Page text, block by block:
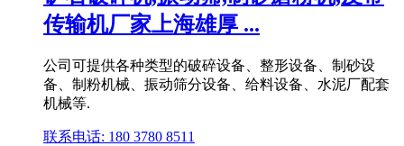
传输机厂家上海雄厚 ...
公司可提供各种类型的破碎设备、整形设备、制砂设
备、制粉机械、振动筛分设备、给料设备、水泥厂配套
机械等.
联系电话: 180 3780 8511